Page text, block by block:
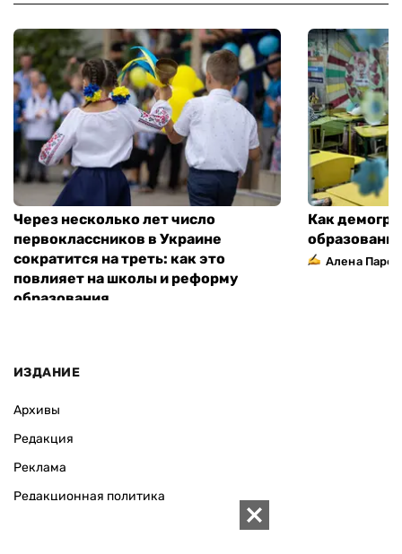
Через несколько лет число
первоклассников в Украине
сократится на треть: как это
повлияет на школы и реформу
образования
Как
Алена
ИЗДАНИЕ
Архивы
Редакция
Реклама
Редакционная политика